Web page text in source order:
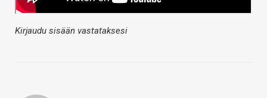
Kirjaudu sisään vastataksesi